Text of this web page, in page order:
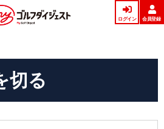
ログイン 会員登録
切る